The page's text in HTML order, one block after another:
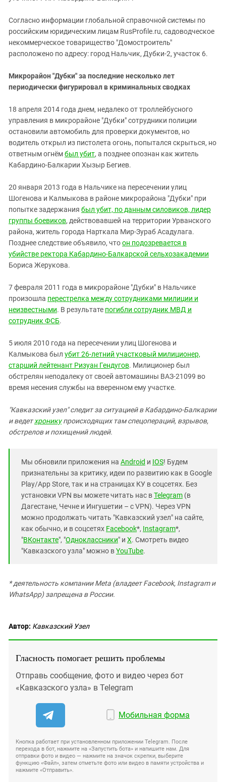
Согласно информации глобальной справочной системы по
российским юридическим лицам RusProfile.ru, садоводческое
некоммерческое товарищество "Домостроитель"
расположено по адресу: город Нальчик, Дубки-2, участок 6.
Микрорайон "Дубки" за последние несколько лет
периодически фигурировал в криминальных сводках
18 апреля 2014 года днем, недалеко от троллейбусного
управления в микрорайоне "Дубки" сотрудники полиции
остановили автомобиль для проверки документов, но
водитель открыл из пистолета огонь, попытался скрыться, но
ответным огнёмбыл убит, а позднее опознан как житель
Кабардино-Балкарии Хызыр Бегиев.
20 января 2013 года в Нальчике на пересечении улиц
Шогенова и Калмыкова в районе микрорайона "Дубки" при
попытке задержания был убит, по данным силовиков, лидер
группы боевиков, действовавшей на территории Урванского
района, житель города Нарткала Мир-Зураб Асадулага.
Позднее следствие объявило, чтоон подозревается в
убийстве ректора Кабардино-Балкарской сельхозакадемии
Бориса Жерукова.
7 февраля 2011 года в микрорайоне "Дубки" в Нальчике
произошла перестрелка между сотрудниками милиции и
неизвестными. В результате погибли сотрудник МВД и
сотрудник ФСБ.
5 июля 2010 года на пересечении улиц Шогенова и
Калмыкова был убит 26-летний участковый милиционер,
старший лейтенант Ризуан Гендугов. Милиционер был
обстрелян неподалеку от своей автомашины ВАЗ-21099 во
время несения службы на вверенном ему участке.
"Кавказский узел" следит за ситуацией в Кабардино-Балкарии
и ведетхронику происходящих там спецопераций, взрывов,
обстрелов и похищений людей.
Мы обновили приложения на Android и IOS! Будем
признательны за критику, идеи по развитию как в Google
Play/App Store, так и на страницах КУ в соцсетях. Без
установки VPN вы можете читать нас вTelegram (в
Дагестане, Чечне и Ингушетии – с VPN). Через VPN
можно продолжать читать "Кавказский узел" на сайте,
как обычно, и в соцсетях Facebook*, Instagram*,
"ВКонтакте", "Одноклассники" и X. Смотреть видео
"Кавказского узла" можно вYouTube.
* деятельность компании Meta (владеет Facebook, Instagram и
WhatsApp) запрещена в России.
Автор: Кавказский Узел
Гласность помогает решить проблемы
Отправь сообщение, фото и видео через бот
«Кавказского узла» в Telegram
Мобильная форма
Кнопка работает при установленном приложении Telegram. После
перехода в бот, нажмите на «Запустить бота» и напишите нам. Для
отправки фото и видео — нажмите на значок скрепки, выберите
функцию «Файл», затем отметьте фото или видео в памяти устройства и
нажмите «Отправить».